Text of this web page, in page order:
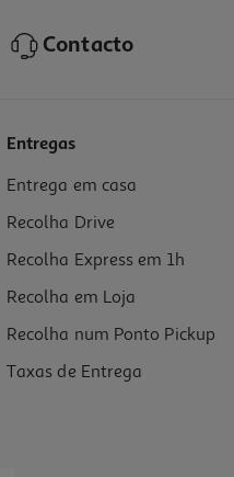
Contacto
Entregas
Entrega em casa
Recolha Drive
Recolha Express em 1h
Recolha em Loja
Recolha num Ponto Pickup
Taxas de Entrega